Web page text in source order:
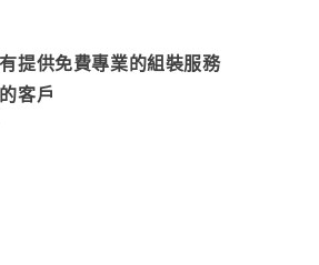
提供免費專業的組裝服務
客戶